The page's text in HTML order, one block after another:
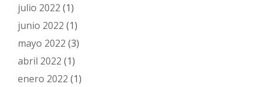
julio 2022 (1)
junio 2022 (1)
mayo 2022 (3)
abril 2022 (1)
enero 2022 (1)